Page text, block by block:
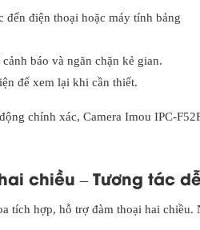
đến điện thoại hoặc máy tính bảng
báo và ngăn chặn kẻ gian.
để xem lại khi cần thiết.
chính xác, Camera Imou IPC-
chiều – Tương tác
tích hợp, hỗ trợ đàm thoại hai chiều.